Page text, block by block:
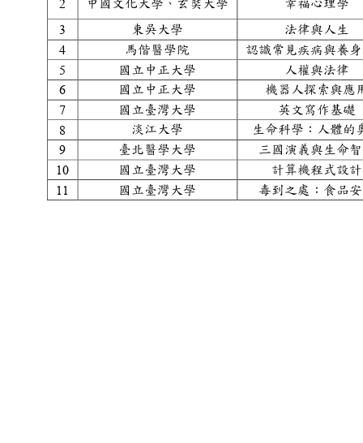
2 中國文化大學、玄奘大學 幸福心理學
3
4
5
6
7
8
9
東吳大學
法律與人生
認識常見疾病與養
人權與法律
馬偕醫學院
國立中正大學
國立中正大學
國立臺灣大學
淡江大學
機器人探索與
英文寫作基
生命科學：人體
三國演義與生命
計算機程式設
臺北醫學大學
國立臺灣大學
國立臺灣大學
1
1
0
1 毒到之處：食品